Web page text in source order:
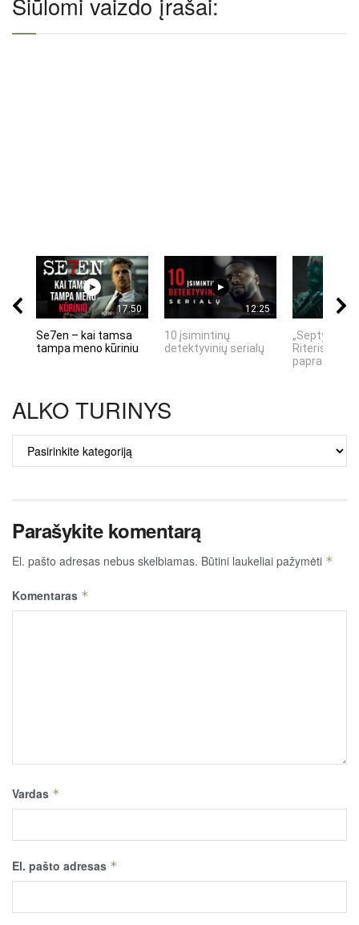
17:50
Se7en – kai tamsa
tampa meno kūriniu
12:25
10 įsimintinų
detektyvinių serialų
„Septynių
Riteris" – kai
ALKO TURINYS
ALKO
TURINYS
Parašykite komentarą
El. pašto adresas nebus skelbiamas. Būtini laukeliai pažymėti *
Komentaras *
Vardas *
El. pašto adresas *